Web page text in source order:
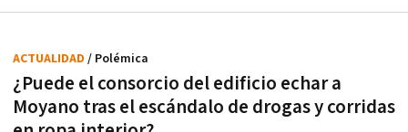
¿Puede el consorcio del edificio echar a
Moyano tras el escándalo de drogas y corridas
ACTUALIDAD / Polémica